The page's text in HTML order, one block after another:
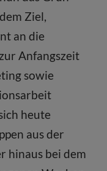
Ziel,
an die
Anfangszeit
sowie
heute
aus der
hinaus bei dem